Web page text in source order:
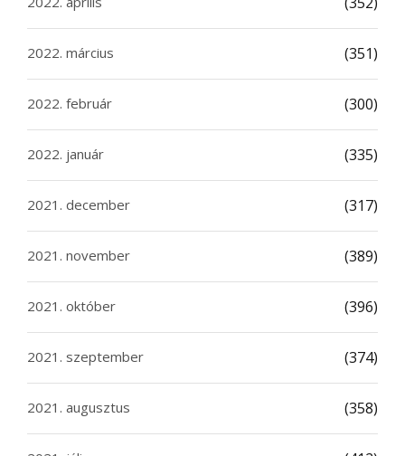
2022. március (351)
2022. február (300)
2022. január (335)
2021. december (317)
2021. november (389)
2021. október (396)
2021. szeptember (374)
2021. augusztus (358)